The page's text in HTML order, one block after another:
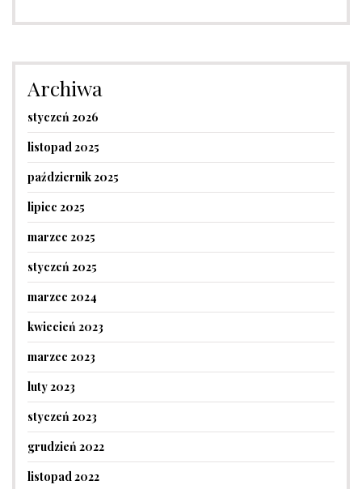
Archiwa
styczeń 2026
listopad 2025
październik 2025
lipiec 2025
marzec 2025
styczeń 2025
marzec 2024
kwiecień 2023
marzec 2023
luty 2023
styczeń 2023
grudzień 2022
listopad 2022